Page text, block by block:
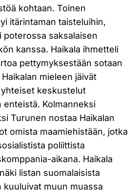
kohtaan. Toinen
itärintaman taisteluihin,
poterossa saksalaisen
kanssa. Haikala ihmetteli
pettymyksestään sotaan
mieleen jäivät
keskustelut
enteistä. Kolmanneksi
Turunen nostaa Haikalan
omista maamiehistään, jotka
poliittista
aikana. Haikala
listan suomalaisista
kuuluivat muun muassa